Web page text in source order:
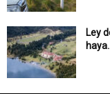
Ley